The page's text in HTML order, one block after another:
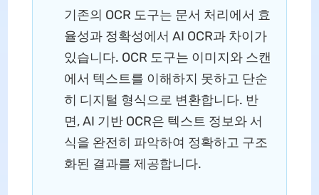
기존의 OCR 도구는 문서 처리에서 효
율성과 정확성에서 AI OCR과 차이가
있습니다. OCR 도구는 이미지와 스캔
에서 텍스트를 이해하지 못하고 단순
히 디지털 형식으로 변환합니다. 반
면, AI 기반 OCR은 텍스트 정보와 서
식을 완전히 파악하여 정확하고 구조
화된 결과를 제공합니다.